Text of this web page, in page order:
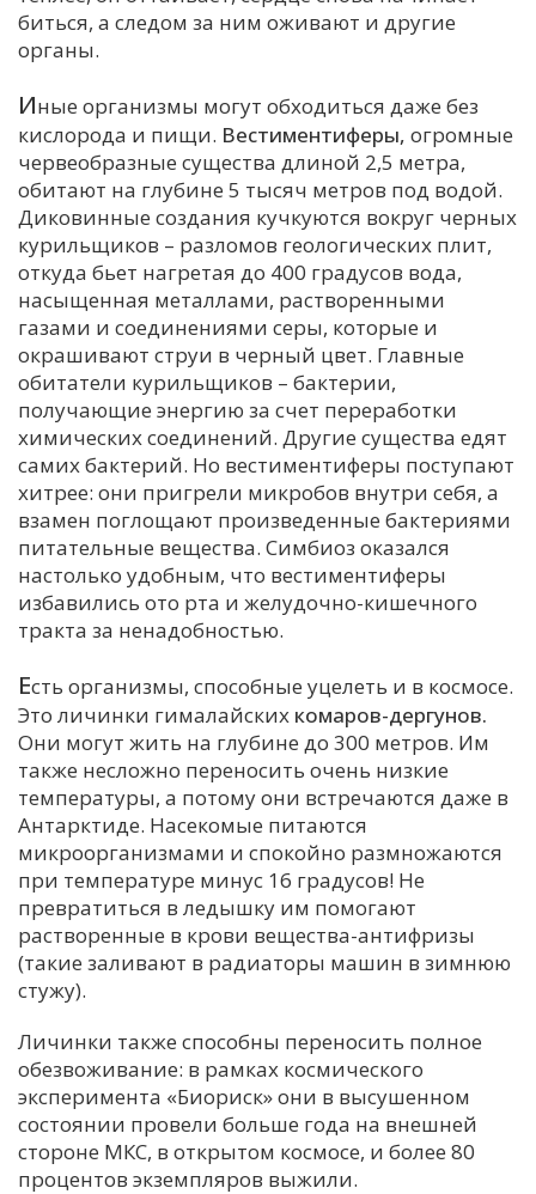
биться, а следом за ним оживают и другие
органы.
Иные организмы могут обходиться даже без
кислорода и пищи. Вестиментиферы, огромные
червеобразные существа длиной 2,5 метра,
обитают на глубине 5 тысяч метров под водой.
Диковинные создания кучкуются вокруг черных
курильщиков – разломов геологических плит,
откуда бьет нагретая до 400 градусов вода,
насыщенная металлами, растворенными
газами и соединениями серы, которые и
окрашивают струи в черный цвет. Главные
обитатели курильщиков – бактерии,
получающие энергию за счет переработки
химических соединений. Другие существа едят
самих бактерий. Но вестиментиферы поступают
хитрее: они пригрели микробов внутри себя, а
взамен поглощают произведенные бактериями
питательные вещества. Симбиоз оказался
настолько удобным, что вестиментиферы
избавились ото рта и желудочно-кишечного
тракта за ненадобностью.
Есть организмы, способные уцелеть и в космосе.
Это личинки гималайских комаров-дергунов.
Они могут жить на глубине до 300 метров. Им
также несложно переносить очень низкие
температуры, а потому они встречаются даже в
Антарктиде. Насекомые питаются
микроорганизмами и спокойно размножаются
при температуре минус 16 градусов! Не
превратиться в ледышку им помогают
растворенные в крови вещества-антифризы
(такие заливают в радиаторы машин в зимнюю
стужу).
Личинки также способны переносить полное
обезвоживание: в рамках космического
эксперимента «Биориск» они в высушенном
состоянии провели больше года на внешней
стороне МКС, в открытом космосе, и более 80
процентов экземпляров выжили.